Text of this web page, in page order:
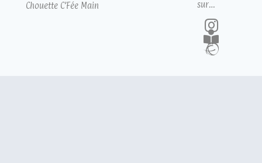
Chouette C’Fée Main
sur…